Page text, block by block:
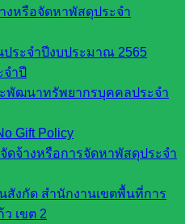
งหรือจัดหาพัสดุประจำ
ประจำปีงบประมาณ 2565
จำปี
พัฒนาทรัพยากรบุคคลประจำ
Gift Policy
ดจ้างหรือการจัดหาพัสดุประจำ
สังกัด สำนักงานเขตพื้นที่การ
เขต 2